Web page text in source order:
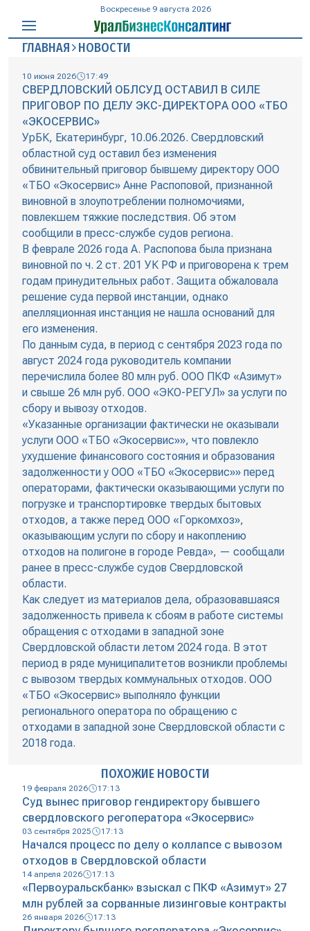
Воскресенье 9 августа 2026
ГЛАВНАЯ НОВОСТИ
10 июня 2026 17:49
СВЕРДЛОВСКИЙ ОБЛСУД ОСТАВИЛ В СИЛЕ
ПРИГОВОР ПО ДЕЛУ ЭКС-ДИРЕКТОРА ООО «ТБО
«ЭКОСЕРВИС»
УрБК, Екатеринбург, 10.06.2026. Свердловский
областной суд оставил без изменения
обвинительный приговор бывшему директору ООО
«ТБО «Экосервис» Анне Распоповой, признанной
виновной в злоупотреблении полномочиями,
повлекшем тяжкие последствия. Об этом
сообщили в пресс-службе судов региона.
В феврале 2026 года А. Распопова была признана
виновной по ч. 2 ст. 201 УК РФ и приговорена к трем
годам принудительных работ. Защита обжаловала
решение суда первой инстанции, однако
апелляционная инстанция не нашла оснований для
его изменения.
По данным суда, в период с сентября 2023 года по
август 2024 года руководитель компании
перечислила более 80 млн руб. ООО ПКФ «Азимут»
и свыше 26 млн руб. ООО «ЭКО-РЕГУЛ» за услуги по
сбору и вывозу отходов.
«Указанные организации фактически не оказывали
услуги ООО «ТБО «Экосервис»», что повлекло
ухудшение финансового состояния и образования
задолженности у ООО «ТБО «Экосервис»» перед
операторами, фактически оказывающими услуги по
погрузке и транспортировке твердых бытовых
отходов, а также перед ООО «Горкомхоз»,
оказывающим услуги по сбору и накоплению
отходов на полигоне в городе Ревда», — сообщали
ранее в пресс-службе судов Свердловской
области.
Как следует из материалов дела, образовавшаяся
задолженность привела к сбоям в работе системы
обращения с отходами в западной зоне
Свердловской области летом 2024 года. В этот
период в ряде муниципалитетов возникли проблемы
с вывозом твердых коммунальных отходов. ООО
«ТБО «Экосервис» выполняло функции
регионального оператора по обращению с
отходами в западной зоне Свердловской области с
2018 года.
ПОХОЖИЕ НОВОСТИ
19 февраля 2026 17:13
Суд вынес приговор гендиректору бывшего
свердловского регоператора «Экосервис»
03 сентября 2025 17:13
Начался процесс по делу о коллапсе с вывозом
отходов в Свердловской области
14 апреля 2026 17:13
«Первоуральскбанк» взыскал с ПКФ «Азимут» 27
млн рублей за сорванные лизинговые контракты
26 января 2026 17:13